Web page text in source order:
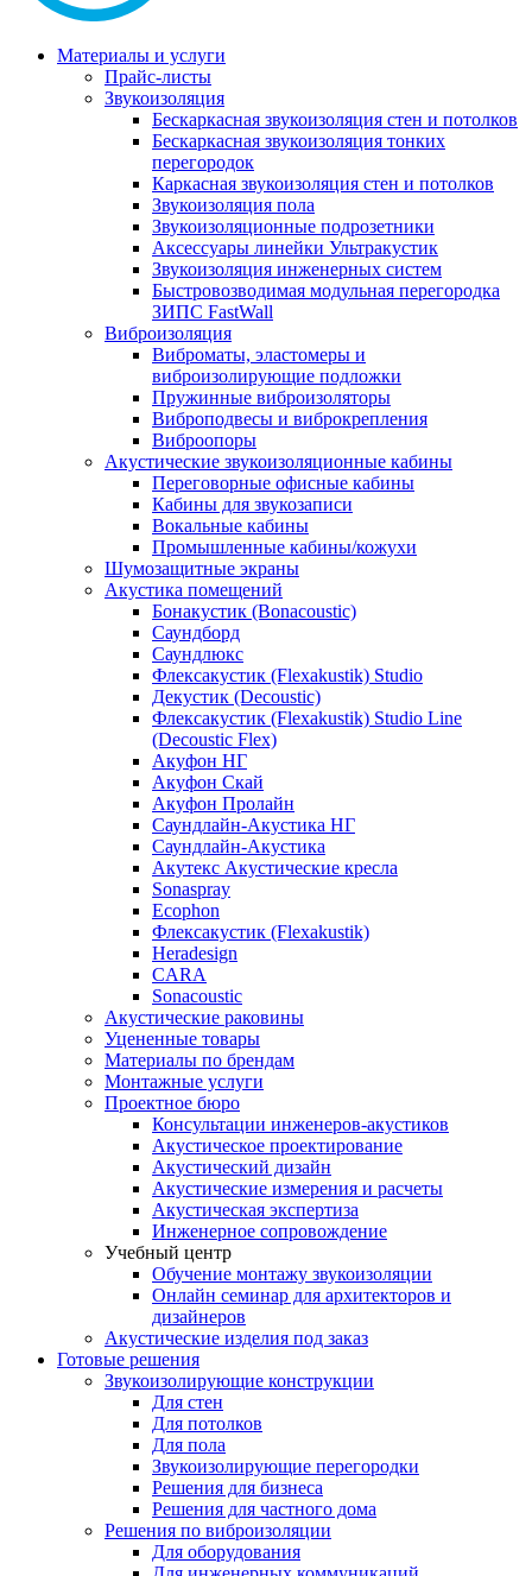
Материалы и услуги
Прайс-листы
Звукоизоляция
Бескаркасная звукоизоляция стен и потолков
Бескаркасная звукоизоляция тонких
перегородок
Каркасная звукоизоляция стен и потолков
Звукоизоляция пола
Звукоизоляционные подрозетники
Аксессуары линейки Ультракустик
Звукоизоляция инженерных систем
Быстровозводимая модульная перегородка
ЗИПС FastWall
Виброизоляция
Виброматы, эластомеры и
виброизолирующие подложки
Пружинные виброизоляторы
Виброподвесы и виброкрепления
Виброопоры
Акустические звукоизоляционные кабины
Переговорные офисные кабины
Кабины для звукозаписи
Вокальные кабины
Промышленные кабины/кожухи
Шумозащитные экраны
Акустика помещений
Бонакустик (Bonacoustic)
Саундборд
Саундлюкс
Флексакустик (Flexakustik) Studio
Декустик (Decoustic)
Флексакустик (Flexakustik) Studio Line
(Decoustic Flex)
Акуфон НГ
Акуфон Скай
Акуфон Пролайн
Саундлайн-Акустика НГ
Саундлайн-Акустика
Акутекс Акустические кресла
Sonaspray
Ecophon
Флексакустик (Flexakustik)
Heradesign
CARA
Sonacoustic
Акустические раковины
Уцененные товары
Материалы по брендам
Монтажные услуги
Проектное бюро
Консультации инженеров-акустиков
Акустическое проектирование
Акустический дизайн
Акустические измерения и расчеты
Акустическая экспертиза
Инженерное сопровождение
Учебный центр
Обучение монтажу звукоизоляции
Онлайн семинар для архитекторов и
дизайнеров
Акустические изделия под заказ
Готовые решения
Звукоизолирующие конструкции
Для стен
Для потолков
Для пола
Звукоизолирующие перегородки
Решения для бизнеса
Решения для частного дома
Решения по виброизоляции
Для оборудования